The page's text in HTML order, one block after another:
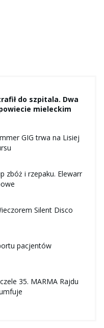
do szpitala. Dwa
mieleckim
GIG trwa na Lisiej
zbóż i rzepaku. Elewarr
Silent Disco
pacjentów
35. MARMA Rajdu